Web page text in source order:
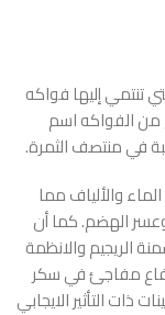
تنتمي إليها فواكه
من الفواكه اسم
في منتصف الثمرة.
والألياف مما
الهضم. كما أن
الريجيم والانظمة
مفاجئ في سكر
ذات التأثير الايجابي